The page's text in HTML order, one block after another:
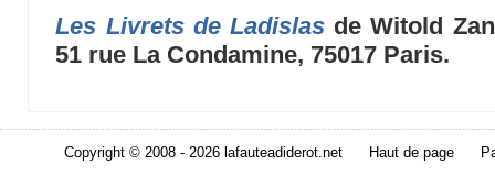
Les Livrets de Ladislas de Witold
51 rue La Condamine, 75017 Paris.
Copyright © 2008 - 2026 lafauteadiderot.net Haut de page